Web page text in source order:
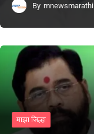
By mnewsmarathi
माझा जिल्हा